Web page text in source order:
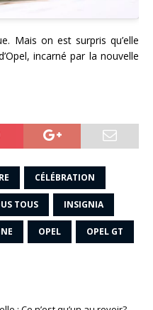
Mais on est surpris qu’elle
incarné par la nouvelle
CÉLÉBRATION
TOUS INSIGNIA
OPEL OPEL GT